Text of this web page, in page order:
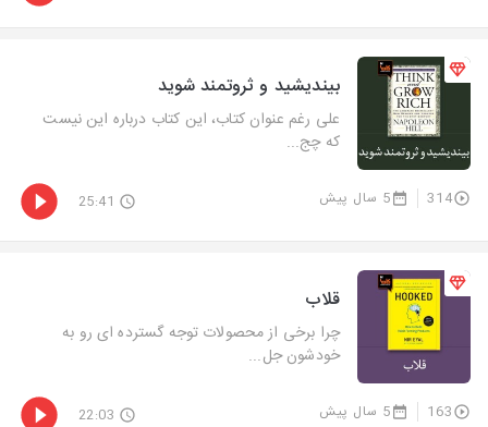
بیندیشید و ثروتمند شوید
علی رغم عنوان کتاب، این کتاب درباره این نیست
که چج...
314 5 سال پیش 25:41
قلاب
چرا برخی از محصولات توجه گسترده ای رو به
خودشون جل...
163 5 سال پیش 22:03